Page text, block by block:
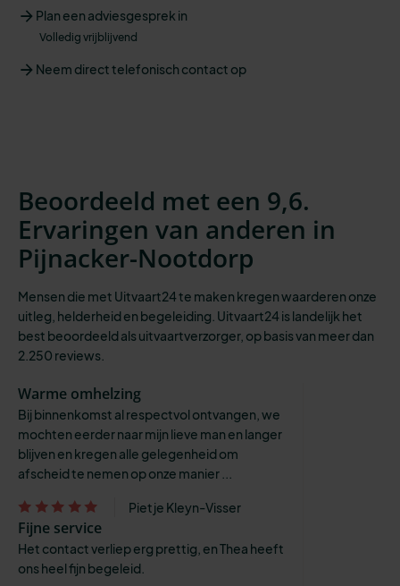
Plan een adviesgesprek in
Volledig vrijblijvend
Neem direct telefonisch contact op
Beoordeeld met een 9,6.
Ervaringen van anderen in
Pijnacker-Nootdorp
Mensen die met Uitvaart24 te maken kregen waarderen onze
uitleg, helderheid en begeleiding. Uitvaart24 is landelijk het
best beoordeeld als uitvaartverzorger, op basis van meer dan
2.250 reviews.
Warme omhelzing
Bij binnenkomst al respectvol ontvangen, we
mochten eerder naar mijn lieve man en langer
blijven en kregen alle gelegenheid om
afscheid te nemen op onze manier ...
Pietje Kleyn-Visser
Fijne service
Het contact verliep erg prettig, en Thea heeft
ons heel fijn begeleid.